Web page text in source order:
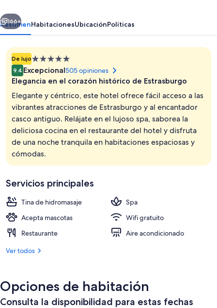
Autograph
Collection
Vista frontal de la propiedad
Siguiente
166+
ResumenHabitacionesUbicaciónPolíticas
De lujoPropiedad
de
5.0
9.4 Excepcional505 opiniones
Elegancia en el corazón histórico de Estrasburgo
Elegante y céntrico, este hotel ofrece fácil acceso a las
vibrantes atracciones de Estrasburgo y al encantador
casco antiguo. Relájate en el lujoso spa, saborea la
deliciosa cocina en el restaurante del hotel y disfruta
de una noche tranquila en habitaciones espaciosas y
cómodas.
Servicios principales
Tina de hidromasaje
Spa
Acepta mascotas
Wifi gratuito
Restaurante
Aire acondicionado
Ver todos
Opciones de habitación
Consulta la disponibilidad para estas fechas